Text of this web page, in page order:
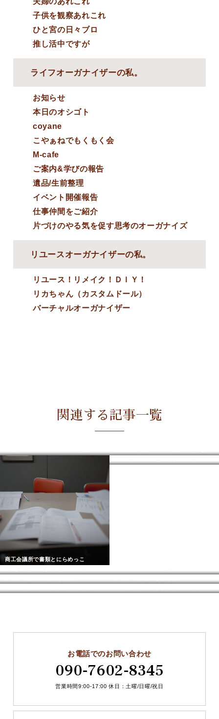
子供を観察あれこれ
ひと宮の日々ブロ
推し活中ですが
ライフオーガナイザーの私。
お知らせ
本日のオシゴト
coyane
こやぁねでもくもく会
M-cafe
ご案内&学びの報告
遺品/生前整理
イベント開催報告
仕事仲間をご紹介
片づけのやる気を促す思考のオーガナイズ
リユースオーガナイザーの私。
リユース！リメイク！ＤＩＹ！
リカちゃん（カスタムドール）
バーチャルオーガナイザー
関連する記事一覧
商工会議所で書類とにらめっこ
お電話でのお問い合わせ
090-7602-8345
営業時間9:00-17:00 休日：土曜/日曜/祝日